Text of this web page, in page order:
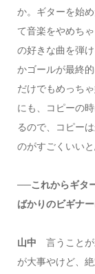
か。ギターを始
て音楽をやめち
の好きな曲を弾
かゴールが最終
だけでもめっち
にも、コピーの
るので、コピー
のがすごくいいと
──これからギタ
ばかりのビギナ
山中 言うことが
が大事やけど、